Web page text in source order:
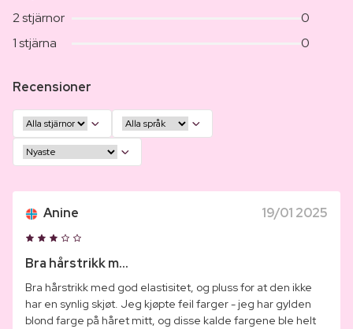
2 stjärnor
0
1 stjärna
0
Recensioner
Anine 19/01 2025
Bra hårstrikk m...
Bra hårstrikk med god elastisitet, og pluss for at den ikke
har en synlig skjøt. Jeg kjøpte feil farger - jeg har gylden
blond farge på håret mitt, og disse kalde fargene ble helt